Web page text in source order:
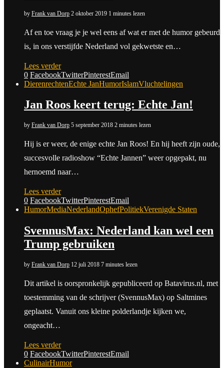
by Frank van Dorp 2 oktober 2019 1 minutes lezen
Af en toe vraag je je wel eens af wat er met de humor gebeurd
is, in ons verstijfde Nederland vol gekwetste en…
Lees verder
0 FacebookTwitterPinterestEmail
DierenrechtenEchte JanHumorIslamVluchtelingen
Jan Roos keert terug: Echte Jan!
by Frank van Dorp 5 september 2018 2 minutes lezen
Hij is er weer, de enige echte Jan Roos! En hij heeft zijn oude,
succesvolle radioshow “Echte Jannen” weer opgepakt, nu
hernoemd naar…
Lees verder
0 FacebookTwitterPinterestEmail
HumorMediaNederlandOphefPolitiekVerenigde Staten
SvennusMax: Nederland kan wel een
Trump gebruiken
by Frank van Dorp 12 juli 2018 7 minutes lezen
Dit artikel is oorspronkelijk gepubliceerd op Batavirus.nl, met
toestemming van de schrijver (SvennusMax) op Saltmines
geplaatst. Vanuit ons kleine polderlandje kijken we,
ongeacht…
Lees verder
0 FacebookTwitterPinterestEmail
CulinairHumor